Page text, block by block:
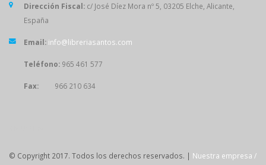
Dirección Fiscal: c/ José Díez Mora nº 5, 03205 Elche, Alicante,
España
Email: info@libreriasantos.com
Teléfono: 965 461 577
Fax: 966 210 634
© Copyright 2017. Todos los derechos reservados. | Nuestra empresa /